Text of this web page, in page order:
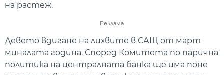
на растеж.
Реклама
Девето вдигане на лихвите в САЩ от март
миналата година. Според Комитета по парична
политика на централната банка ще има поне